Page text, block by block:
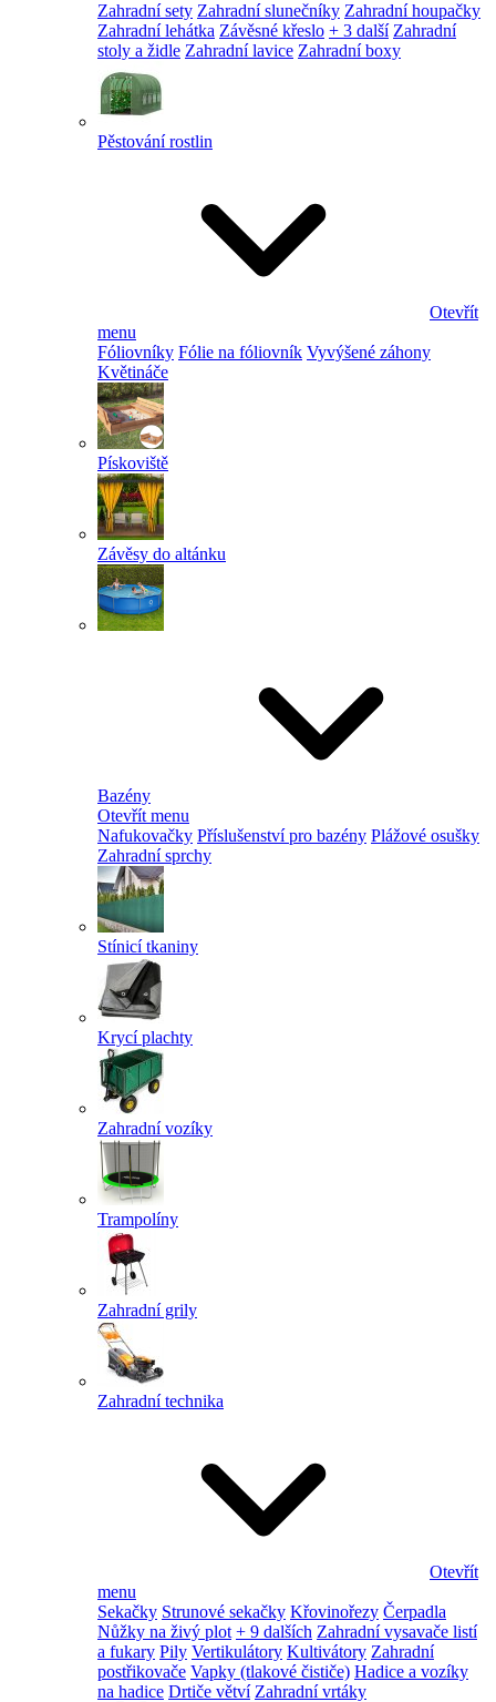
Zahradní sety Zahradní slunečníky Zahradní houpačky
Zahradní lehátka Závěsné křeslo + 3 další Zahradní
stoly a židle Zahradní lavice Zahradní boxy
Pěstování rostlin
Otevřít
menu
Fóliovníky Fólie na fóliovník Vyvýšené záhony
Květináče
Pískoviště
Závěsy do altánku
Bazény
Otevřít menu
Nafukovačky Příslušenství pro bazény Plážové osušky
Zahradní sprchy
Stínicí tkaniny
Krycí plachty
Zahradní vozíky
Trampolíny
Zahradní grily
Zahradní technika
Otevřít
menu
Sekačky Strunové sekačky Křovinořezy Čerpadla
Nůžky na živý plot + 9 dalších Zahradní vysavače listí
a fukary Pily Vertikulátory Kultivátory Zahradní
postřikovače Vapky (tlakové čističe) Hadice a vozíky
na hadice Drtiče větví Zahradní vrtáky